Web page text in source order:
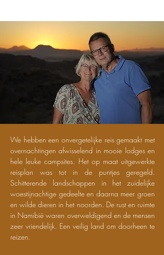
We hebben een onvergetelijke reis gemaakt met
overnachtingen afwisselend in mooie lodges en
hele leuke campsites. Het op maat uitgewerkte
reisplan was tot in de puntjes geregeld.
Schitterende landschappen in het zuidelijke
woestijnachtige gedeelte en daarna meer groen
en wilde dieren in het noorden. De rust en ruimte
in Namibië waren overweldigend en de mensen
zeer vriendelijk. Een veilig land om doorheen te
reizen.